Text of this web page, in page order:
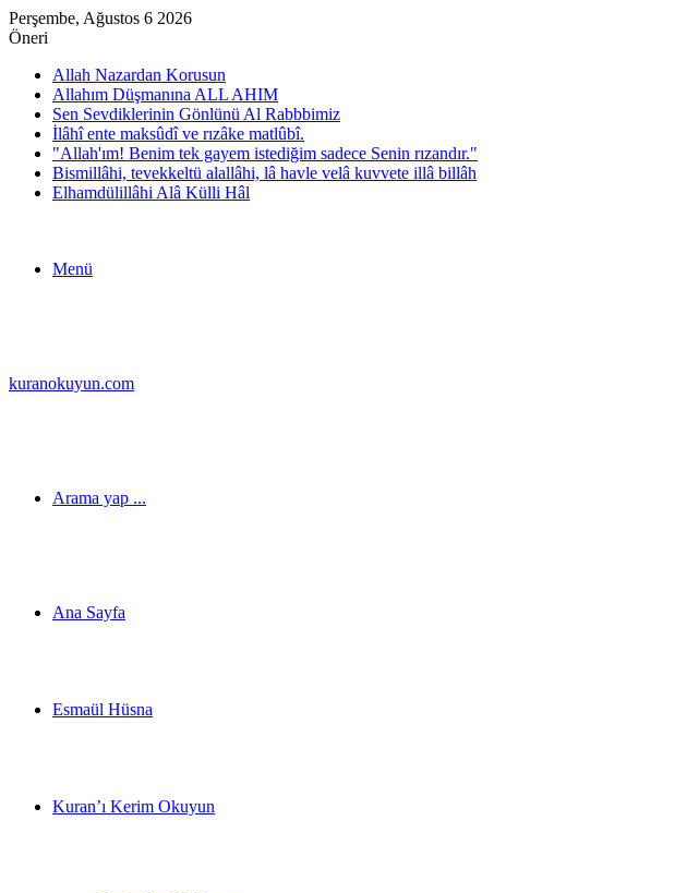
Perşembe, Ağustos 6 2026
Öneri
Allah Nazardan Korusun
Allahım Düşmanına ALL AHIM
Sen Sevdiklerinin Gönlünü Al Rabbbimiz
İlâhî ente maksûdî ve rızâke matlûbî.
"Allah'ım! Benim tek gayem istediğim sadece Senin rızandır."
Bismillâhi, tevekkeltü alallâhi, lâ havle velâ kuvvete illâ billâh
Elhamdülillâhi Alâ Külli Hâl
Menü
kuranokuyun.com
Arama yap ...
Ana Sayfa
Esmaül Hüsna
Kuran’ı Kerim Okuyun